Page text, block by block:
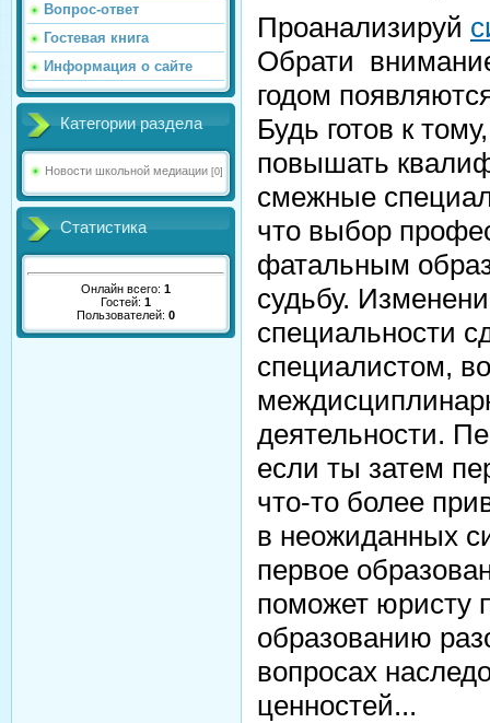
Вопрос-ответ
Гостевая книга
Информация о сайте
Категории раздела
Новости школьной медиации [0]
Статистика
Онлайн всего: 1
Гостей: 1
Пользователей: 0
Проанализируй
Обрати
годом
Будь готов к
повышать
смежные
что выбор
фатальным
судьбу.
специальности
специалистом,
деятельности.
если ты затем
что-то более
в неожиданных
первое
поможет юристу
образованию
вопросах
ценностей...